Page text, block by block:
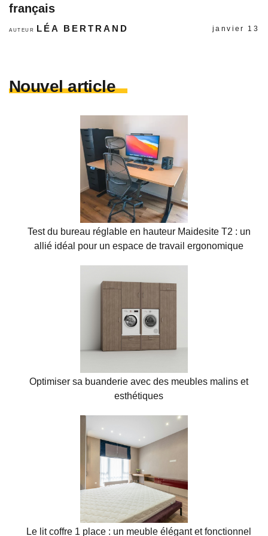
français
AUTEUR LÉA BERTRAND janvier 13
Nouvel article
Test du bureau réglable en hauteur Maidesite T2 : un
allié idéal pour un espace de travail ergonomique
Optimiser sa buanderie avec des meubles malins et
esthétiques
Le lit coffre 1 place : un meuble élégant et fonctionnel